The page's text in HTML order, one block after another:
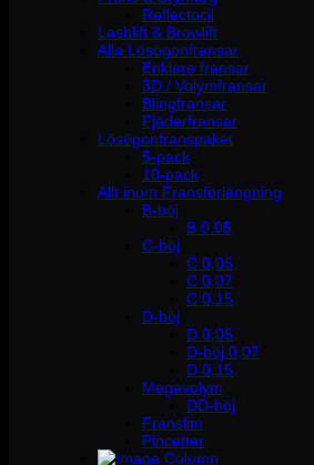
Reflectocil
Lashlift & Browlift
Alla Lösögonfransar
Enklare fransar
3D / Volymfransar
Blingfransar
Fjäderfransar
Lösögonfranspaket
5-pack
10-pack
Allt inom Fransförlängning
B-böj
B 0.05
C-böj
C 0,05
C 0,07
C 0,15
D-böj
D 0,05
D-böj 0,07
D 0,15
Megavolym
DD-böj
Franslim
Pincetter